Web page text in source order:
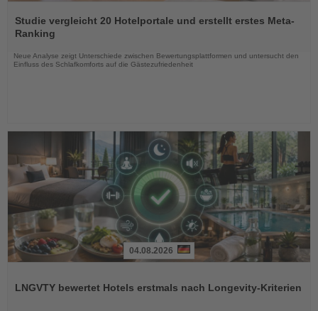
Sie
die
Nachrichten
Studie vergleicht 20 Hotelportale und erstellt erstes Meta-
Ranking
Neue Analyse zeigt Unterschiede zwischen Bewertungsplattformen und untersucht den
Einfluss des Schlafkomforts auf die Gästezufriedenheit
die
04.08.2026
LNGVTY bewertet Hotels erstmals nach Longevity-Kriterien